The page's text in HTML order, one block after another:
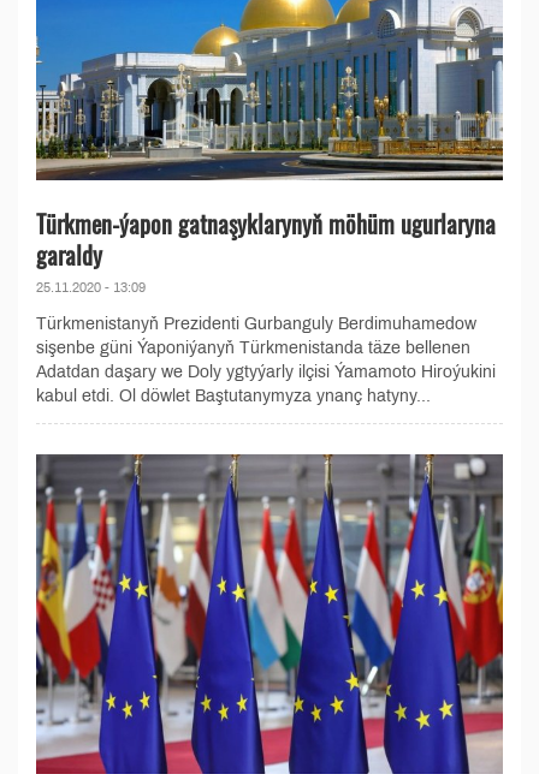
Türkmen-ýapon gatnaşyklarynyň möhüm ugurlaryna
garaldy
25.11.2020 - 13:09
Türkmenistanyň Prezidenti Gurbanguly Berdimuhamedow
sişenbe güni Ýaponiýanyň Türkmenistanda täze bellenen
Adatdan daşary we Doly ygtyýarly ilçisi Ýamamoto Hiroýukini
kabul etdi. Ol döwlet Baştutanymyza ynanç hatyny...